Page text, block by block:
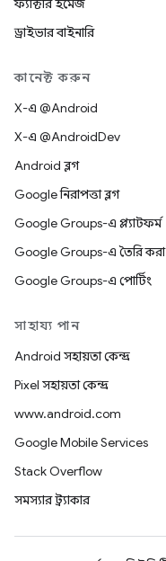
ফ্যাক্টরি ইমেজ
ড্রাইভার বাইনারি
কানেক্ট করুন
X-এ @Android
X-এ @AndroidDev
Android ব্লগ
Google নিরাপত্তা ব্লগ
Google Groups-এ প্ল্যাটফর্ম
Google Groups-এ তৈরি করা
Google Groups-এ পোর্টিং
সাহায্য পান
Android সহায়তা কেন্দ্র
Pixel সহায়তা কেন্দ্র
www.android.com
Google Mobile Services
Stack Overflow
সমস্যার ট্র্যাকার